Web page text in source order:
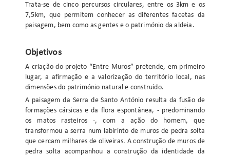
Trata-se de cinco percursos circulares, entre os 3km e os
7,5km, que permitem conhecer as diferentes facetas da
paisagem, bem como as gentes e o património da aldeia.
Objetivos
A criação do projeto “Entre Muros” pretende, em primeiro
lugar, a afirmação e a valorização do território local, nas
dimensões do património natural e construído.
A paisagem da Serra de Santo António resulta da fusão de
formações cársicas e da flora espontânea, - predominando
os matos rasteiros -, com a ação do homem, que
transformou a serra num labirinto de muros de pedra solta
que cercam milhares de oliveiras. A construção de muros de
pedra solta acompanhou a construção da identidade da